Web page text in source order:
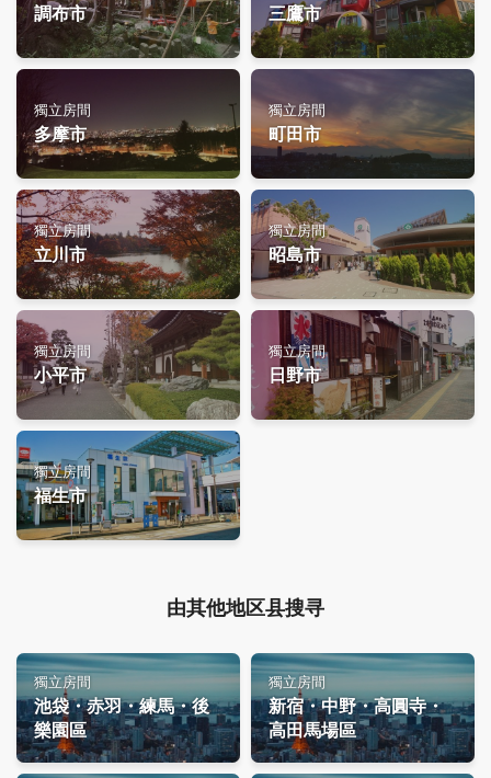
調布市 三鷹市
獨立房間
多摩市
獨立房間
町田市
獨立房間
立川市
獨立房間
昭島市
獨立房間
小平市
獨立房間
日野市
獨立房間
福生市
由其他地区县搜寻
獨立房間
池袋・赤羽・練馬・後
樂園區
獨立房間
新宿・中野・高圓寺・
高田馬場區